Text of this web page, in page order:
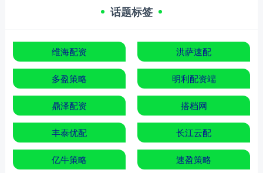
话题标签
维海配资 洪萨速配
多盈策略 明利配资端
鼎泽配资 搭档网
丰泰优配 长江云配
亿牛策略 速盈策略